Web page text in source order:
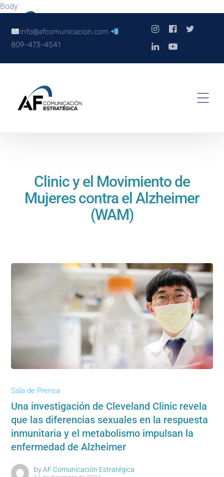
Body
info@afcomunicacion.com
809-473-4541
Clinic y el Movimiento de
Mujeres contra el Alzheimer
(WAM)
Sala de Prensa
Una investigación de Cleveland Clinic revela
que las diferencias sexuales en la respuesta
inmunitaria y el metabolismo impulsan la
enfermedad de Alzheimer
by AF Comunicación Estratégica